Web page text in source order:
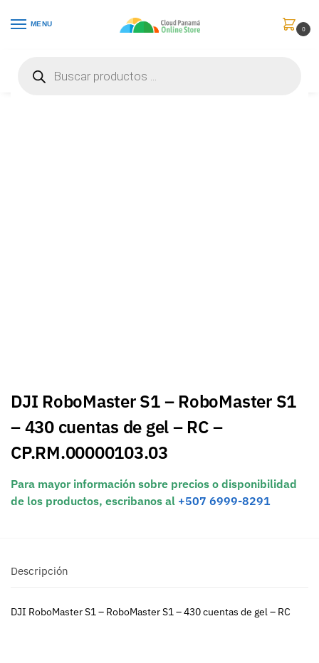
MENU
0
DJI RoboMaster S1 – RoboMaster S1
– 430 cuentas de gel – RC –
CP.RM.00000103.03
Para mayor información sobre precios o disponibilidad
de los productos, escribanos al +507 6999-8291
Descripción
DJI RoboMaster S1 – RoboMaster S1 – 430 cuentas de gel – RC